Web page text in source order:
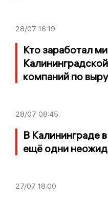
28/07 16:19
Кто заработал
компаний по
28/07 08:45
В Калининграде
ещё одни
27/07 18:00